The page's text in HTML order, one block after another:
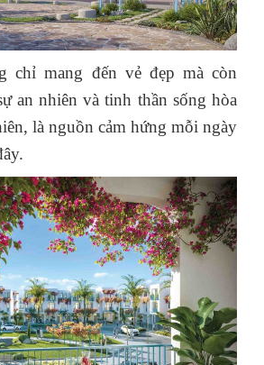
chỉ mang đến vẻ đẹp mà còn
an nhiên và tinh thần sống hòa
là nguồn cảm hứng mỗi ngày